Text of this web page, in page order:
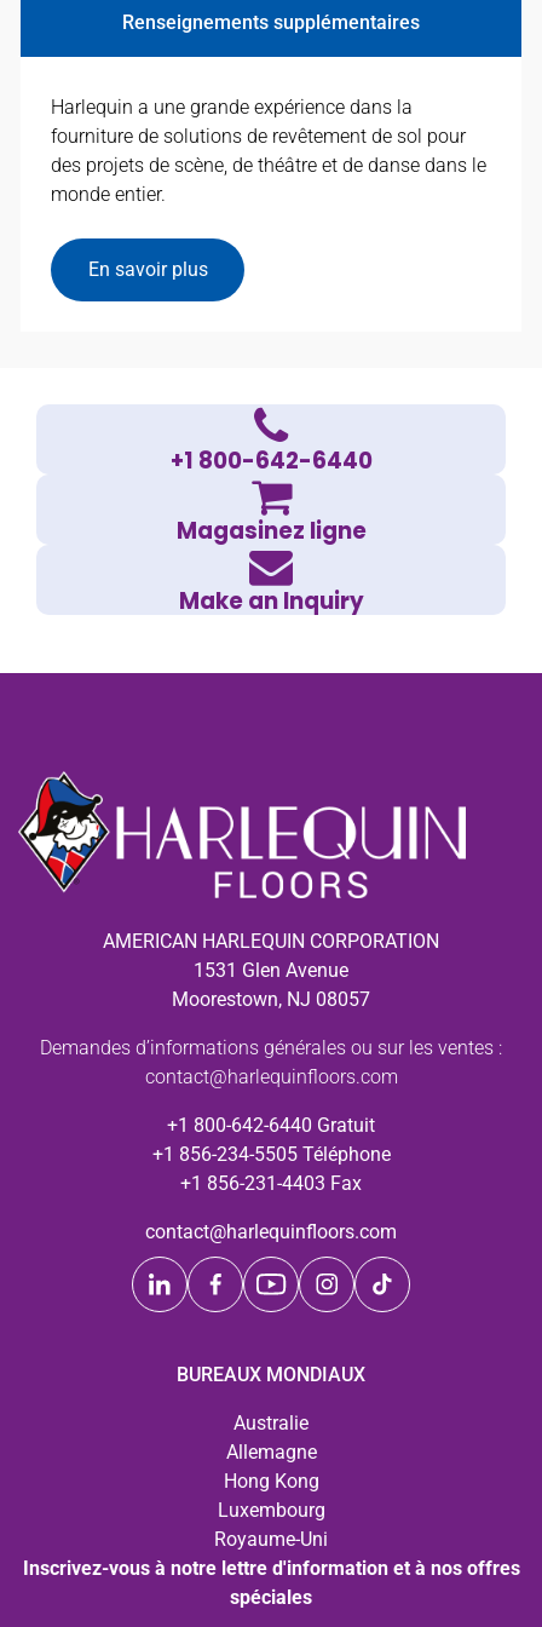
Renseignements supplémentaires
Harlequin a une grande expérience dans la
fourniture de solutions de revêtement de sol pour
des projets de scène, de théâtre et de danse dans le
monde entier.
En savoir plus
+1 800-642-6440
Magasinez ligne
Make an Inquiry
AMERICAN HARLEQUIN CORPORATION
1531 Glen Avenue
Moorestown, NJ 08057
Demandes d’informations générales ou sur les ventes :
contact@harlequinfloors.com
+1 800-642-6440 Gratuit
+1 856-234-5505 Téléphone
+1 856-231-4403 Fax
contact@harlequinfloors.com
BUREAUX MONDIAUX
Australie
Allemagne
Hong Kong
Luxembourg
Royaume-Uni
Inscrivez-vous à notre lettre d'information et à nos offres
spéciales